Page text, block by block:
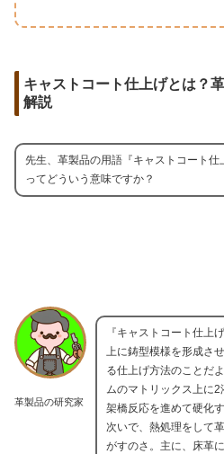
キャストコート仕上げとは？
解説
先生、革製品の用語『キャストコート仕
ってどういう意味ですか？
革製品の研究家
『キャストコート仕上
上に鋳型模様を形成さ
る仕上げ方法のことだ
ムのマトリックス上に2
架橋反応を進めて硬化
次いで、熱処理をして
がすのさ。主に、床革